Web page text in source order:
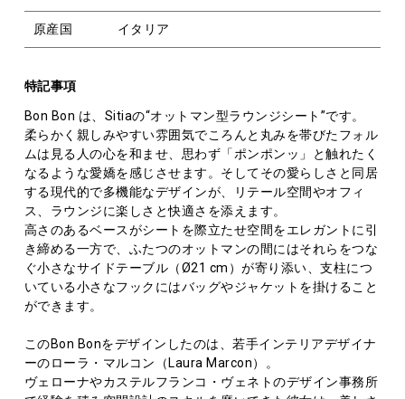
原産国 イタリア
特記事項
Bon Bon は、Sitiaの“オットマン型ラウンジシート”です。
柔らかく親しみやすい雰囲気でころんと丸みを帯びたフォル
ムは見る人の心を和ませ、思わず「ポンポンッ」と触れたく
なるような愛嬌を感じさせます。そしてその愛らしさと同居
する現代的で多機能なデザインが、リテール空間やオフィ
ス、ラウンジに楽しさと快適さを添えます。
高さのあるベースがシートを際立たせ空間をエレガントに引
き締める一方で、ふたつのオットマンの間にはそれらをつな
ぐ小さなサイドテーブル（Ø21 cm）が寄り添い、支柱につ
いている小さなフックにはバッグやジャケットを掛けること
ができます。
このBon Bonをデザインしたのは、若手インテリアデザイナ
ーのローラ・マルコン（Laura Marcon）。
ヴェローナやカステルフランコ・ヴェネトのデザイン事務所